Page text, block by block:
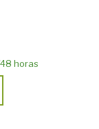
horas